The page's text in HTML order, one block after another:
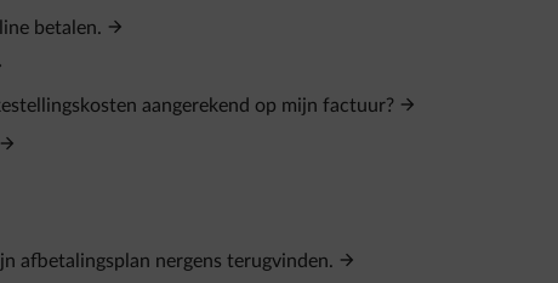
betalen.
aangerekend op mijn factuur?
afbetalingsplan nergens terugvinden.